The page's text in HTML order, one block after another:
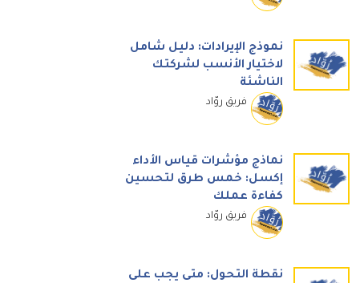
نموذج الإيرادات: دليل شامل
لاختيار الأنسب لشركتك
الناشئة
فريق روّاد
نماذج مؤشرات قياس الأداء
إكسل: خمس طرق لتحسين
كفاءة عملك
فريق روّاد
نقطة التحول: متى يجب على